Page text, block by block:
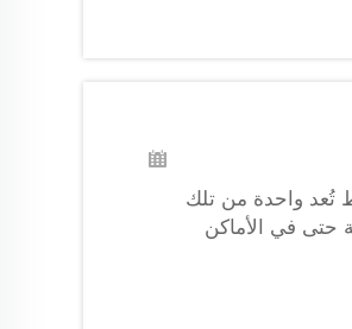
تُعد واحدة من تلك
حتى في الأماكن